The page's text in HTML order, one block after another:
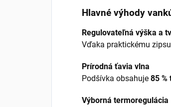
Hlavné výhody
Regulovateľná výška a
Vďaka praktickému
Prírodná ťavia vlna
Podšívka obsahuje 85 %
Výborná termoregulácia